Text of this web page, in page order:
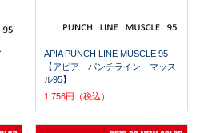
APIA PUNCH LINE MUSCLE 95
【アピア パンチライン マッス
ル95】
1,756円（税込）